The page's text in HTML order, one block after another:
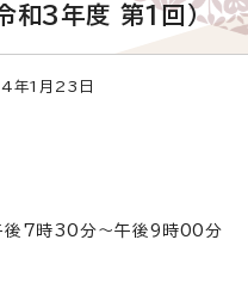
和3年度 第1回）
年1月23日
後7時30分～午後9時00分